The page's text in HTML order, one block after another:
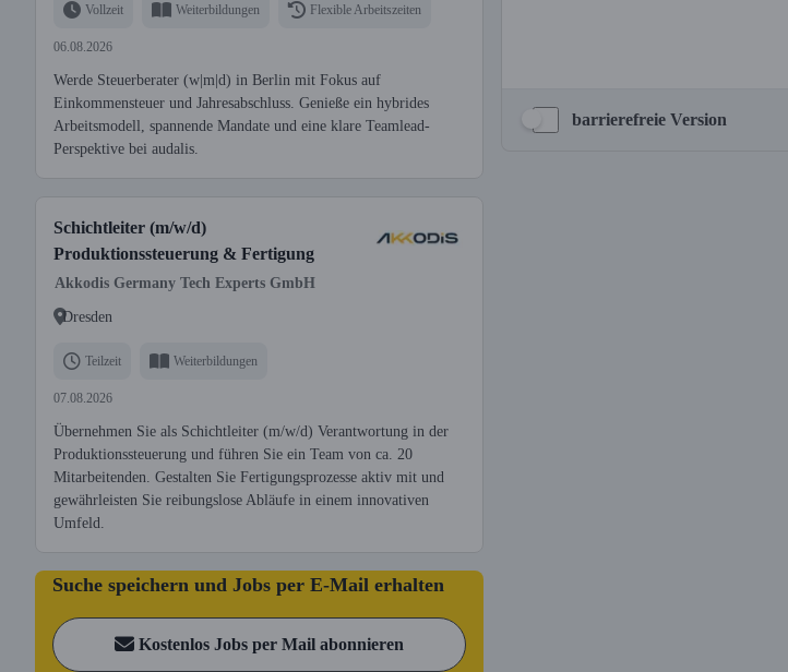
Vollzeit Weiterbildungen Flexible Arbeitszeiten
06.08.2026
Werde Steuerberater (w|m|d) in Berlin mit Fokus auf
Einkommensteuer und Jahresabschluss. Genieße ein hybrides
Arbeitsmodell, spannende Mandate und eine klare Teamlead-
Perspektive bei audalis.
Schichtleiter (m/w/d)
Produktionssteuerung & Fertigung
Akkodis Germany Tech Experts GmbH
Dresden
Teilzeit Weiterbildungen
07.08.2026
Übernehmen Sie als Schichtleiter (m/w/d) Verantwortung in der
Produktionssteuerung und führen Sie ein Team von ca. 20
Mitarbeitenden. Gestalten Sie Fertigungsprozesse aktiv mit und
gewährleisten Sie reibungslose Abläufe in einem innovativen
Umfeld.
Suche speichern und Jobs per E-Mail erhalten
Kostenlos Jobs per Mail abonnieren
barrierefreie Version